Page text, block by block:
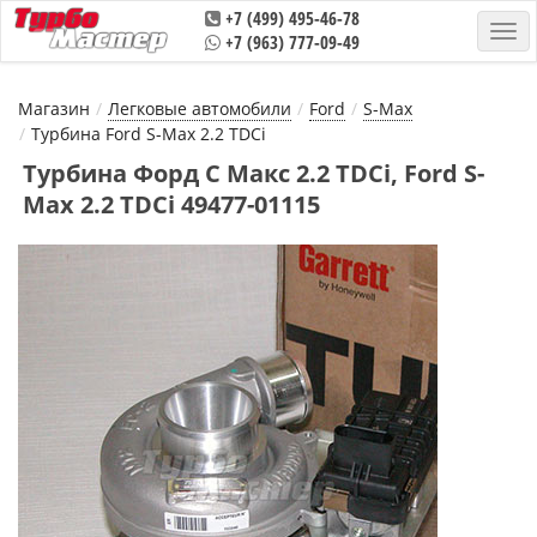
+7 (499) 495-46-78
+7 (963) 777-09-49
Магазин Легковые автомобили Ford
S-Max
Турбина Ford S-Max 2.2 TDCi
Турбина Форд С Макс 2.2 TDCi, Ford S-
Max 2.2 TDCi 49477-01115